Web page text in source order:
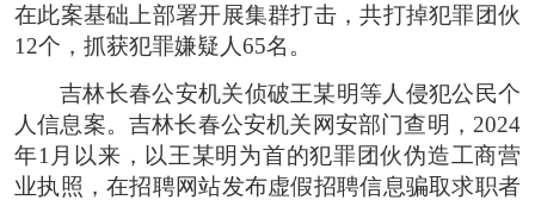
在此案基础上部署开展集群打击，共打掉犯罪团伙
12个，抓获犯罪嫌疑人65名。
吉林长春公安机关侦破王某明等人侵犯公民个
人信息案。吉林长春公安机关网安部门查明，2024
年1月以来，以王某明为首的犯罪团伙伪造工商营
业执照，在招聘网站发布虚假招聘信息骗取求职者